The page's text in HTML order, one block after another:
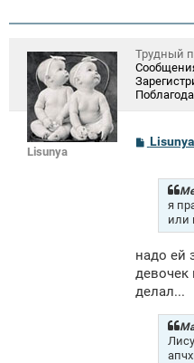
Lisunya
Трудный
С
о
Lisunya
я
или
надо ей
девочек
делал...